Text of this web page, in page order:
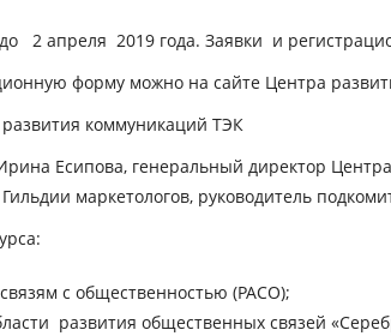
2 апреля 2019 года. Заявки и
форму можно на сайте Центра
коммуникаций ТЭК
Есипова, генеральный директор
маркетологов, руководитель
:
с общественностью (РАСО);
развития общественных связей